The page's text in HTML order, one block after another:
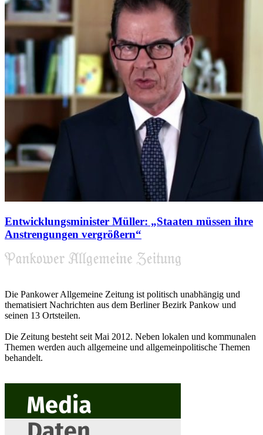
Entwicklungsminister Müller: „Staaten müssen ihre
Anstrengungen vergrößern“
Die Pankower Allgemeine Zeitung ist politisch unabhängig und
thematisiert Nachrichten aus dem Berliner Bezirk Pankow und
seinen 13 Ortsteilen.
Die Zeitung besteht seit Mai 2012. Neben lokalen und kommunalen
Themen werden auch allgemeine und allgemeinpolitische Themen
behandelt.